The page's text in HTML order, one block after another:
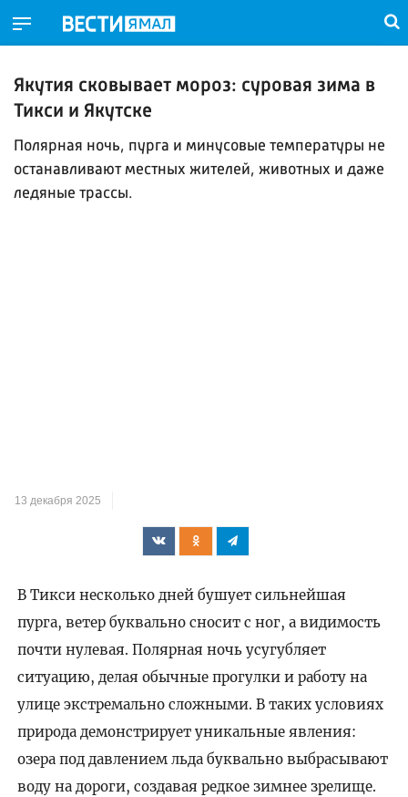
Якутия сковывает мороз: суровая зима в
Тикси и Якутске
Полярная ночь, пурга и минусовые температуры не
останавливают местных жителей, животных и даже
ледяные трассы.
13 декабря 2025
В Тикси несколько дней бушует сильнейшая
пурга, ветер буквально сносит с ног, а видимость
почти нулевая. Полярная ночь усугубляет
ситуацию, делая обычные прогулки и работу на
улице экстремально сложными. В таких условиях
природа демонстрирует уникальные явления:
озера под давлением льда буквально выбрасывают
воду на дороги, создавая редкое зимнее зрелище.